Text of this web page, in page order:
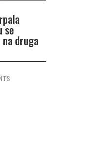
se
druga